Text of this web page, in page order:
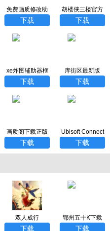
免费画质修改助
手最新版
下载
胡楼侠三楼官方
下载
下载
xe炸图辅助器框
架最新版
下载
库街区最新版
下载
画质阁下载正版
下载
Ubisoft Connect
安卓版
下载
双人成行
下载
鄂州五十K下载
下载